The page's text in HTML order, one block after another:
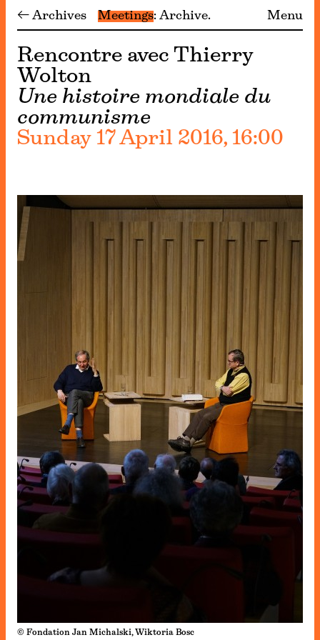
← Archives Meetings Archive Menu
Rencontre avec Thierry
Wolton
Une histoire mondiale du
communisme
Sunday 17 April 2016, 16:00
© Fondation Jan Michalski, Wiktoria Bosc